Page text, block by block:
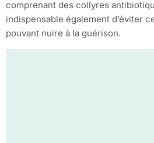
comprenant des collyres
indispensable également d’éviter
pouvant nuire à la guérison.